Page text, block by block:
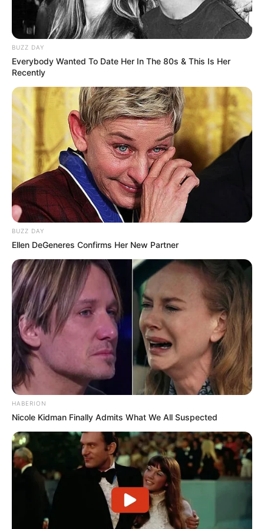
Le spécial Tocard de meilleur pronostic est assurément un
jeu spéculatif donc risqué…
7 VENTOSILLA
A lire plus bas sur cette page l’analyse du Spécial Tocard
du Quinté du jour.
Pronostic Quinté soft une analyse logique
du Quinté+ du jour en 5 chevaux
16 LORENZO DE MEDICI
12 HATIM
3 HASTA LA VISTA
1 PENTAOUR
Partagez sur les réseaux! Merci à Vous!
Le pronostic quinté spéculatif du jour en
cinq chevaux
3 HASTA LA VISTA
16 LORENZO DE MEDICI
7 VENTOSILLA
2 ANNABEL’S GHOST
14 MEHLANGO
En cas de non-partant ou pour un champ élargi et par
ordre de préférence:
4 RIKA DE LA VIS
11 ACOTANGO
Retrouvez chaque jour« Les PRONOSTICS QUINTÉ DE LA
BUZZ DAY
Everybody Wanted To Date Her In The 80s & This Is Her
Recently
BUZZ DAY
Ellen DeGeneres Confirms Her New Partner
HABERION
Nicole Kidman Finally Admits What We All Suspected